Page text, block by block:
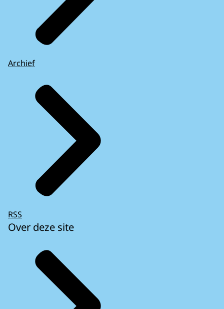
Archief
RSS
Over deze site